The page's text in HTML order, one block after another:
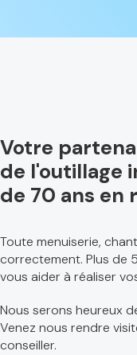
Votre
de l'outillage
de 70 ans en
Toute menuiserie,
correctement. Plus de
vous aider à réaliser
Nous serons heureux
Venez nous rendre
conseiller.